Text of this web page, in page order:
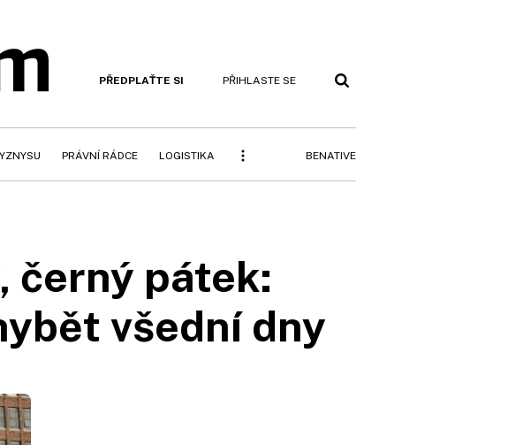
PŘEDPLAŤTE SI PŘIHLASTE SE
PRÁVNÍ RÁDCE LOGISTIKA BENATIVE
černý pátek:
všední dny